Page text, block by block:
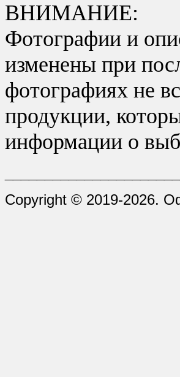
ВНИМАНИЕ:
Фотографии и
изменены при
фотографиях не
продукции,
информации о
Copyright © 2019-2026.